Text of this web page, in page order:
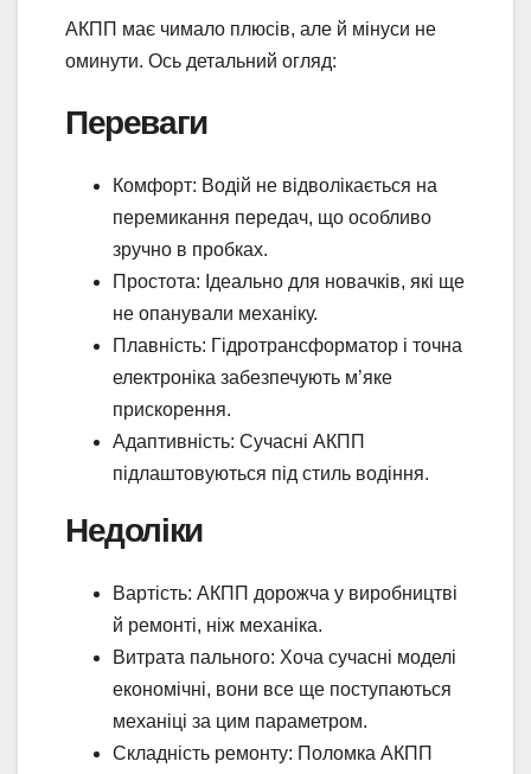
АКПП має чимало плюсів, але й мінуси не
оминути. Ось детальний огляд:
Переваги
Комфорт: Водій не відволікається на
перемикання передач, що особливо
зручно в пробках.
Простота: Ідеально для новачків, які ще
не опанували механіку.
Плавність: Гідротрансформатор і точна
електроніка забезпечують м’яке
прискорення.
Адаптивність: Сучасні АКПП
підлаштовуються під стиль водіння.
Недоліки
Вартість: АКПП дорожча у виробництві
й ремонті, ніж механіка.
Витрата пального: Хоча сучасні моделі
економічні, вони все ще поступаються
механіці за цим параметром.
Складність ремонту: Поломка АКПП